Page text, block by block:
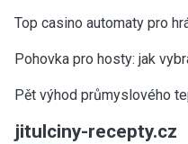
Top casino automaty pro
Pohovka pro hosty: jak
Pět výhod průmyslového
jitulciny-recepty.cz